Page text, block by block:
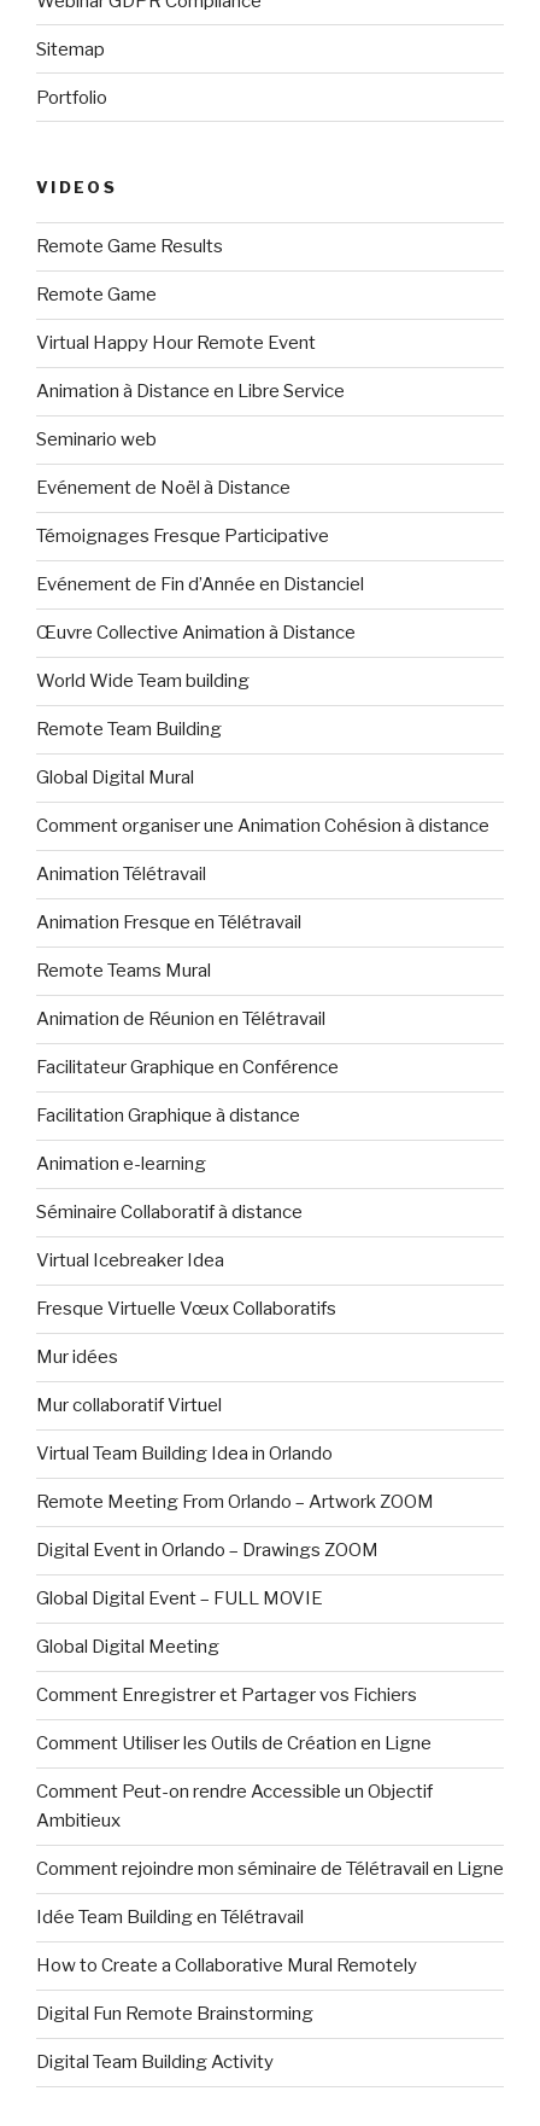
Sitemap
Portfolio
VIDEOS
Remote Game Results
Remote Game
Virtual Happy Hour Remote Event
Animation à Distance en Libre Service
Seminario web
Evénement de Noël à Distance
Témoignages Fresque Participative
Evénement de Fin d’Année en Distanciel
Œuvre Collective Animation à Distance
World Wide Team building
Remote Team Building
Global Digital Mural
Comment organiser une Animation Cohésion à distance
Animation Télétravail
Animation Fresque en Télétravail
Remote Teams Mural
Animation de Réunion en Télétravail
Facilitateur Graphique en Conférence
Facilitation Graphique à distance
Animation e-learning
Séminaire Collaboratif à distance
Virtual Icebreaker Idea
Fresque Virtuelle Vœux Collaboratifs
Mur idées
Mur collaboratif Virtuel
Virtual Team Building Idea in Orlando
Remote Meeting From Orlando – Artwork ZOOM
Digital Event in Orlando – Drawings ZOOM
Global Digital Event – FULL MOVIE
Global Digital Meeting
Comment Enregistrer et Partager vos Fichiers
Comment Utiliser les Outils de Création en Ligne
Comment Peut-on rendre Accessible un Objectif
Ambitieux
Comment rejoindre mon séminaire de Télétravail en Ligne
Idée Team Building en Télétravail
How to Create a Collaborative Mural Remotely
Digital Fun Remote Brainstorming
Digital Team Building Activity